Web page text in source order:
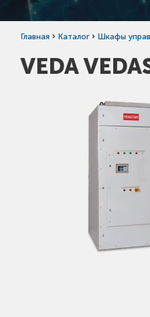
Главная › Каталог › Шкафы
VEDA